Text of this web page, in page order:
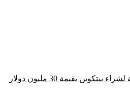
بقيمة 30 مليون دولار